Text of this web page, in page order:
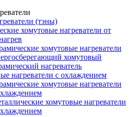
(тэны)
хомутовые нагреватели от
хомутовые нагреватели
хомутовый
нагреватель
нагреватели с охлаждением
хомутовые нагреватели
хомутовые нагреватели